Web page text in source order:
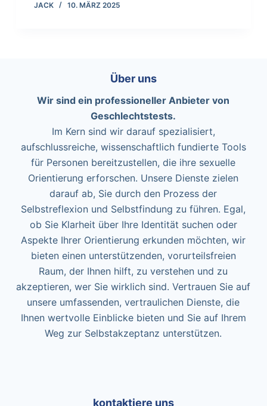
JACK 10. MÄRZ 2025
Über uns
Wir sind ein professioneller Anbieter von
Geschlechtstests.
Im Kern sind wir darauf spezialisiert,
aufschlussreiche, wissenschaftlich fundierte Tools
für Personen bereitzustellen, die ihre sexuelle
Orientierung erforschen. Unsere Dienste zielen
darauf ab, Sie durch den Prozess der
Selbstreflexion und Selbstfindung zu führen. Egal,
ob Sie Klarheit über Ihre Identität suchen oder
Aspekte Ihrer Orientierung erkunden möchten, wir
bieten einen unterstützenden, vorurteilsfreien
Raum, der Ihnen hilft, zu verstehen und zu
akzeptieren, wer Sie wirklich sind. Vertrauen Sie auf
unsere umfassenden, vertraulichen Dienste, die
Ihnen wertvolle Einblicke bieten und Sie auf Ihrem
Weg zur Selbstakzeptanz unterstützen.
kontaktiere uns